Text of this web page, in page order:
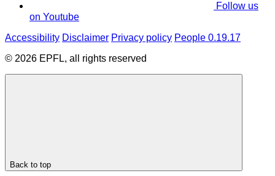
Follow us
on Youtube
Accessibility Disclaimer Privacy policy People 0.19.17
© 2026 EPFL, all rights reserved
Back to top